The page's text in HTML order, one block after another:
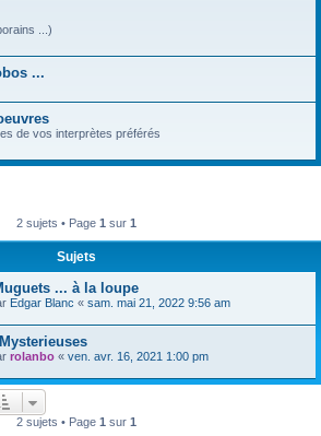
...)
...
de vos interprètes préférés
2 sujets • Page 1 sur 1
Sujets
... à la loupe
Edgar Blanc « sam. mai 21, 2022 9:56 am
rolanbo « ven. avr. 16, 2021 1:00 pm
2 sujets • Page 1 sur 1